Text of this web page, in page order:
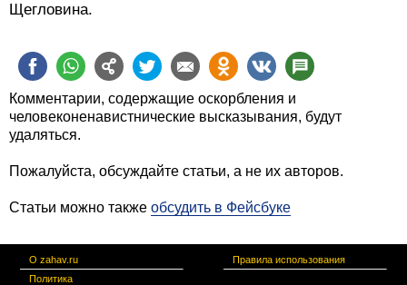
Щегловина.
Комментарии, содержащие оскорбления и
человеконенавистнические высказывания, будут
удаляться.
Пожалуйста, обсуждайте статьи, а не их авторов.
Статьи можно также обсудить в Фейсбуке
О zahav.ru
Правила использования
Политика